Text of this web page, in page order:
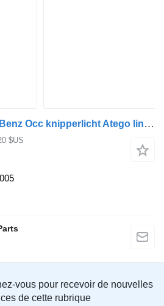
Clignotant Mercedes-Benz Occ knipperlicht Atego links A9738200121 pour camion
$US
vous pour recevoir de nouvelles
de cette rubrique